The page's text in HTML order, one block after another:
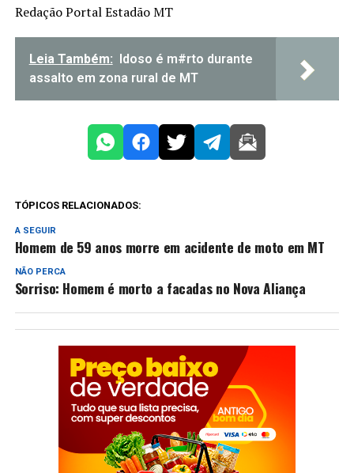
Redação Portal Estadão MT
Leia Também:
Idoso é m#rto durante
assalto em zona rural de MT
TÓPICOS RELACIONADOS:
A SEGUIR
Homem de 59 anos morre em acidente de moto em MT
NÃO PERCA
Sorriso: Homem é morto a facadas no Nova Aliança